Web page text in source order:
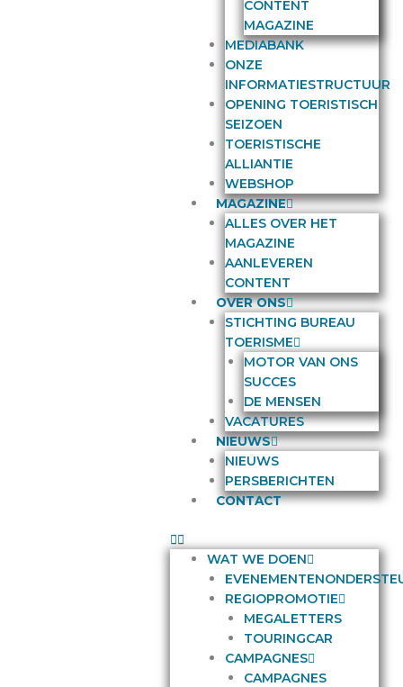
CONTENT
MAGAZINE
MEDIABANK
ONZE
INFORMATIESTRUCTUUR
OPENING TOERISTISCH
SEIZOEN
TOERISTISCHE
ALLIANTIE
WEBSHOP
MAGAZINE
ALLES OVER HET
MAGAZINE
AANLEVEREN
CONTENT
OVER ONS
STICHTING BUREAU
TOERISME
MOTOR VAN ONS
SUCCES
DE MENSEN
VACATURES
NIEUWS
NIEUWS
PERSBERICHTEN
CONTACT
WAT WE DOEN
REGIOPROMOTIE
MEGALETTERS
TOURINGCAR
CAMPAGNES
CAMPAGNES